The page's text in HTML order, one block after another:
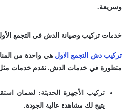
وسريعة.
خدمات تركيب وصيانة الدش في التجمع
تركيب دش التجمع الاول هي واحدة من
متطورة في خدمات الدش. نقدم خدمات
تركيب الأجهزة الحديثة: لضمان
يتيح لك مشاهدة عالية الجودة.